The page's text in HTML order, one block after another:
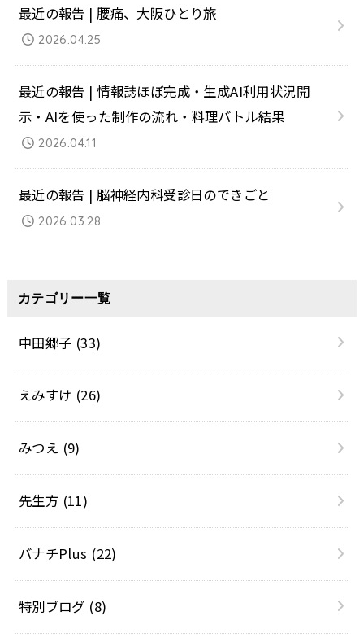
最近の報告 | 腰痛、大阪ひとり旅
2026.04.25
最近の報告 | 情報誌ほぼ完成・生成AI利用状況開
示・AIを使った制作の流れ・料理バトル結果
2026.04.11
最近の報告 | 脳神経内科受診日のできごと
2026.03.28
カテゴリー一覧
中田郷子 (33)
えみすけ (26)
みつえ (9)
先生方 (11)
バナチPlus (22)
特別ブログ (8)